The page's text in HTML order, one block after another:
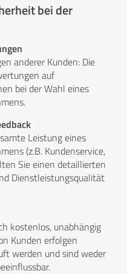
bei der
anderer Kunden: Die
auf
bei der Wahl eines
Leistung eines
(z.B. Kundenservice,
Sie einen detaillierten
Dienstleistungsqualität
kostenlos, unabhängig
Kunden erfolgen
werden und sind weder